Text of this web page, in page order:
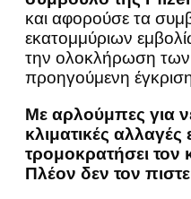
και αφορούσε τα
εκατομμύριων
την ολοκλήρωση των
προηγούμενη
Mε αρλούμπες για
κλιματικές αλλαγές
τρομοκρατήσει
Πλέον δεν τον